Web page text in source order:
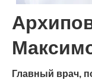
Главный врач,